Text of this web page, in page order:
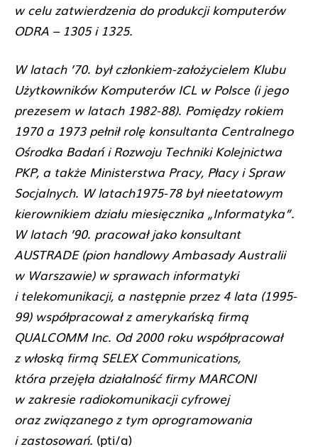
w celu zatwierdzenia do produkcji komputerów
ODRA – 1305 i 1325.
W latach ’70. był członkiem-założycielem Klubu
Użytkowników Komputerów ICL w Polsce (i jego
prezesem w latach 1982-88). Pomiędzy rokiem
1970 a 1973 pełnił rolę konsultanta Centralnego
Ośrodka Badań i Rozwoju Techniki Kolejnictwa
PKP, a także Ministerstwa Pracy, Płacy i Spraw
Socjalnych. W latach1975-78 był nieetatowym
kierownikiem działu miesięcznika „Informatyka”.
W latach ’90. pracował jako konsultant
AUSTRADE (pion handlowy Ambasady Australii
w Warszawie) w sprawach informatyki
i telekomunikacji, a następnie przez 4 lata (1995-
99) współpracował z amerykańską firmą
QUALCOMM Inc. Od 2000 roku współpracował
z włoską firmą SELEX Communications,
która przejęła działalność firmy MARCONI
w zakresie radiokomunikacji cyfrowej
oraz związanego z tym oprogramowania
i zastosowań. (pti/a)